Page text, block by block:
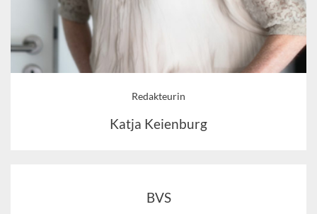
Redakteurin
Katja Keienburg
BVS